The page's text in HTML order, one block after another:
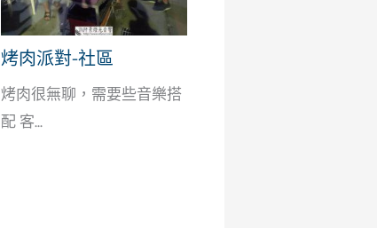
烤肉派對-社區
烤肉很無聊，需要些音樂搭
配 客...